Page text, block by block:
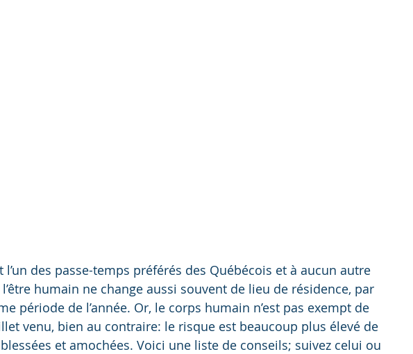
l’un des passe-temps préférés des Québécois et à aucun autre
humain ne change aussi souvent de lieu de résidence, par
période de l’année. Or, le corps humain n’est pas exempt de
venu, bien au contraire: le risque est beaucoup plus élevé de
et amochées. Voici une liste de conseils; suivez celui ou